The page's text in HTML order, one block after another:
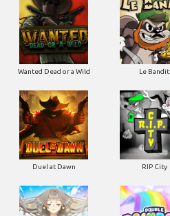
Wanted Dead or a Wild Le Bandit
Duel at Dawn RIP City